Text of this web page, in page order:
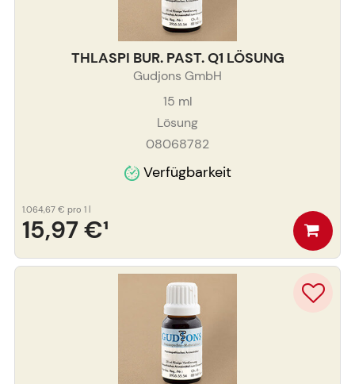
THLASPI BUR. PAST. Q1 LÖSUNG
Gudjons GmbH
15 ml
Lösung
08068782
Verfügbarkeit
15,97 €¹
1.064,67 € pro 1 l